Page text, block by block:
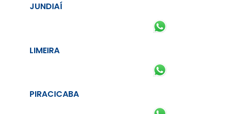
JUNDIAÍ
LIMEIRA
PIRACICABA